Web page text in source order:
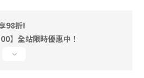
98折!
】全站限時優惠中！